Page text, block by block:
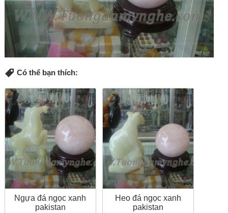
Có thể bạn thích:
Ngựa đá ngọc xanh
pakistan
Heo đá ngọc xanh
pakistan